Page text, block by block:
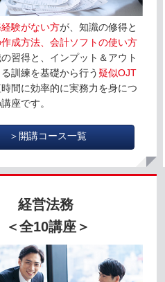
験がない方が、知識の修得と
成方法、会計ソフトの使い方
習得と、インプット＆アウト
訓練を基礎から行う 疑似OJT
間に効率的に実務力を身につ
座です。
＞開講コース一覧
経営法務
＜全10講座＞